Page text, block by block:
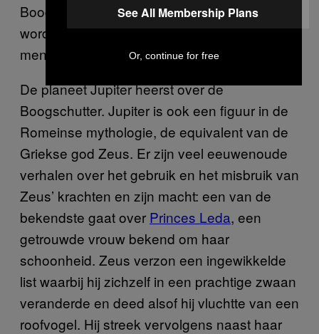
Boogschutters kunnen iets te enthousiast
worden en de hitte zo hoog opvoeren dat de
mensen om hen heen opgebrand raken.
De planeet Jupiter heerst over de
Boogschutter. Jupiter is ook een figuur in de
Romeinse mythologie, de equivalent van de
Griekse god Zeus. Er zijn veel eeuwenoude
verhalen over het gebruik en het misbruik van
Zeus’ krachten en zijn macht: een van de
bekendste gaat over Princes Leda, een
getrouwde vrouw bekend om haar
schoonheid. Zeus verzon een ingewikkelde
list waarbij hij zichzelf in een prachtige zwaan
veranderde en deed alsof hij vluchtte van een
roofvogel. Hij streek vervolgens naast haar
See All Membership Plans
Or, continue for free